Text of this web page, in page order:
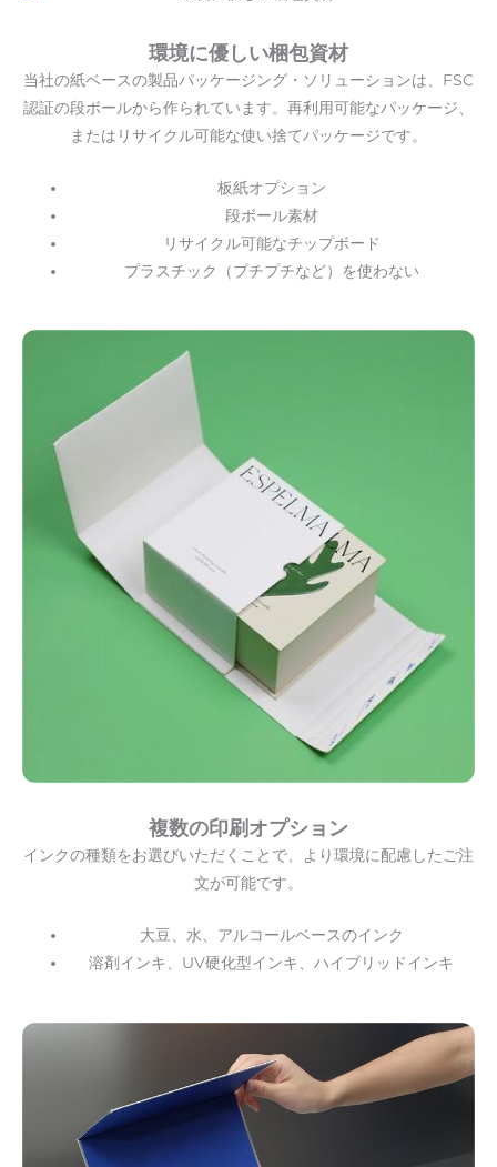
環境に優しい梱包資材
当社の紙ベースの製品パッケージング・ソリューションは、FSC
認証の段ボールから作られています。再利用可能なパッケージ、
またはリサイクル可能な使い捨てパッケージです。
板紙オプション
段ボール素材
リサイクル可能なチップボード
プラスチック（プチプチなど）を使わない
複数の印刷オプション
インクの種類をお選びいただくことで、より環境に配慮したご注
文が可能です。
大豆、水、アルコールベースのインク
溶剤インキ、UV硬化型インキ、ハイブリッドインキ